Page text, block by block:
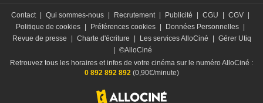
Contact Qui sommes-nous Recrutement Publicité CGU CGV
Politique de cookies
Préférences cookies Données Personnelles
Revue de presse
Charte d'écriture Les services AlloCiné
Gérer Utiq
©AlloCiné
Retrouvez tous les horaires et infos de votre cinéma sur le numéro AlloCiné :
0 892 892 892(0,90€/minute)